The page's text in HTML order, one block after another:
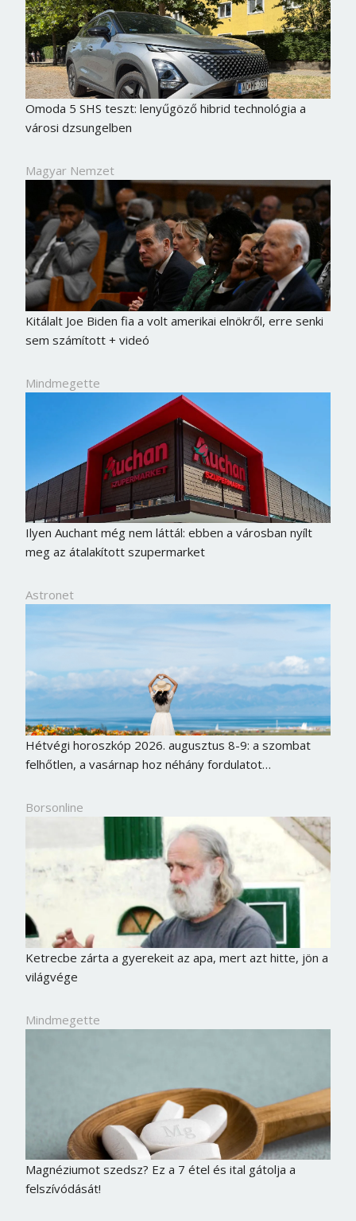
Omoda 5 SHS teszt: lenyűgöző hibrid technológia a
városi dzsungelben
Magyar Nemzet
Kitálalt Joe Biden fia a volt amerikai elnökről, erre senki
sem számított + videó
Mindmegette
Ilyen Auchant még nem láttál: ebben a városban nyílt
meg az átalakított szupermarket
Astronet
Hétvégi horoszkóp 2026. augusztus 8-9: a szombat
felhőtlen, a vasárnap hoz néhány fordulatot…
Borsonline
Ketrecbe zárta a gyerekeit az apa, mert azt hitte, jön a
világvége
Mindmegette
Magnéziumot szedsz? Ez a 7 étel és ital gátolja a
felszívódását!